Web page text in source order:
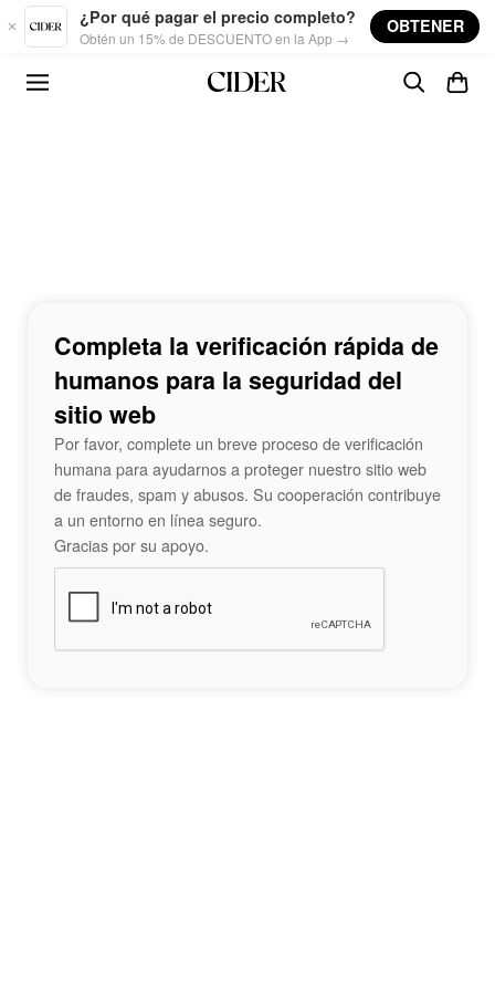
Skip to main content
¿Por qué pagar el precio completo?
Obtén un 15% de DESCUENTO en la App →
OBTENER
Completa la verificación rápida de
humanos para la seguridad del
sitio web
Por favor, complete un breve proceso de verificación
humana para ayudarnos a proteger nuestro sitio web
de fraudes, spam y abusos. Su cooperación contribuye
a un entorno en línea seguro.
Gracias por su apoyo.